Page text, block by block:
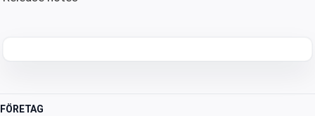
FÖRETAG